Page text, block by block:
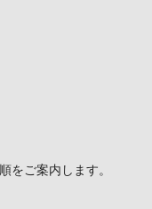
をご案内します。